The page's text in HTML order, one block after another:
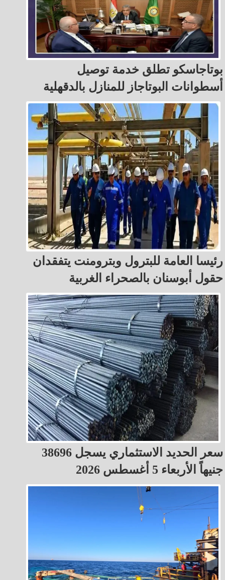
بوتاجاسكو تطلق خدمة توصيل
أسطوانات البوتاجاز للمنازل بالدقهلية
رئيسا العامة للبترول وبترومنت يتفقدان
حقول أبوسنان بالصحراء الغربية
سعر الحديد الاستثماري يسجل 38696
جنيهاً الأربعاء 5 أغسطس 2026